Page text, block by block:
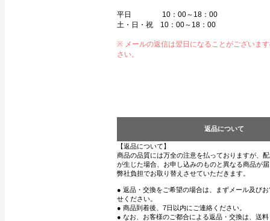
平日 10：00～18：00
土・日・祝 10：00～18：00
※ メールの返信は翌日になることがございま
さい。
返品について
【返品について】
商品の品質には万全の注意を払っておりますが、
が生じた場合、お申し込みのものと異なる商品が
弊社負担でお取り替えさせていただきます。
● 返品・交換をご希望の場合は、まずメール及び
せください。
● 商品到着後、7日以内にご連絡ください。
● なお、お客様のご都合による返品・交換は、送